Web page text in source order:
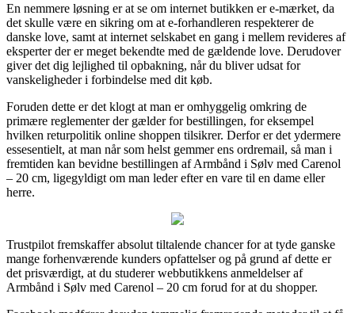
En nemmere løsning er at se om internet butikken er e-mærket, da
det skulle være en sikring om at e-forhandleren respekterer de
danske love, samt at internet selskabet en gang i mellem revideres af
eksperter der er meget bekendte med de gældende love. Derudover
giver det dig lejlighed til opbakning, når du bliver udsat for
vanskeligheder i forbindelse med dit køb.
Foruden dette er det klogt at man er omhyggelig omkring de
primære reglementer der gælder for bestillingen, for eksempel
hvilken returpolitik online shoppen tilsikrer. Derfor er det ydermere
essesentielt, at man når som helst gemmer ens ordremail, så man i
fremtiden kan bevidne bestillingen af Armbånd i Sølv med Carenol
– 20 cm, ligegyldigt om man leder efter en vare til en dame eller
herre.
Trustpilot fremskaffer absolut tiltalende chancer for at tyde ganske
mange forhenværende kunders opfattelser og på grund af dette er
det prisværdigt, at du studerer webbutikkens anmeldelser af
Armbånd i Sølv med Carenol – 20 cm forud for at du shopper.